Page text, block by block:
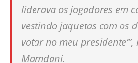
liderava os jogadores em
vestindo jaquetas com os
votar no meu
Mamdani.